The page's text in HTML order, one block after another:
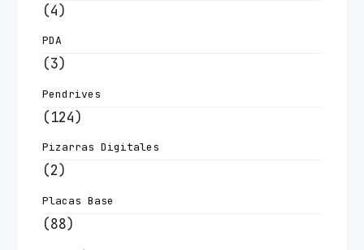
(4)
PDA
(3)
Pendrives
(124)
Pizarras Digitales
(2)
Placas Base
(88)